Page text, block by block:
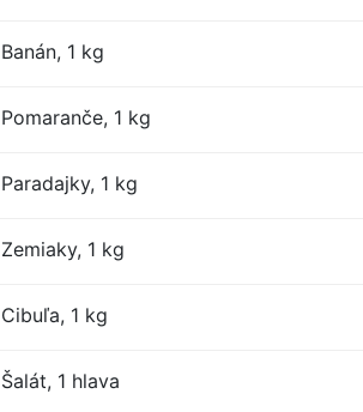
Banán, 1 kg
Pomaranče, 1 kg
Paradajky, 1 kg
Zemiaky, 1 kg
Cibuľa, 1 kg
Šalát, 1 hlava